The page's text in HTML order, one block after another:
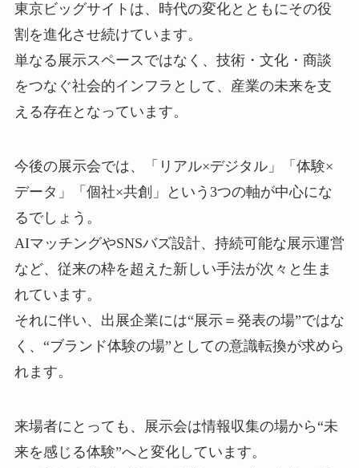
東京ビッグサイトは、時代の変化とともにその役
割を進化させ続けています。
単なる展示スペースではなく、技術・文化・商談
をつなぐ社会的インフラとして、産業の未来を支
える存在となっています。
今後の展示会では、「リアル×デジタル」「体験×
データ」「個社×共創」という3つの軸が中心にな
るでしょう。
AIマッチングやSNSバズ設計、持続可能な展示運営
など、従来の枠を超えた新しい手法が次々と生ま
れています。
それに伴い、出展企業には“展示＝発表の場”ではな
く、“ブランド体験の場”としての意識転換が求めら
れます。
来場者にとっても、展示会は情報収集の場から“未
来を感じる体験”へと変化しています。